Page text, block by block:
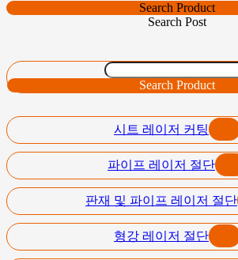
Search Product
Search Post
Search Product
시트 레이저 커팅
파이프 레이저 절단
판재 및 파이프 레이저 절단
형강 레이저 절단